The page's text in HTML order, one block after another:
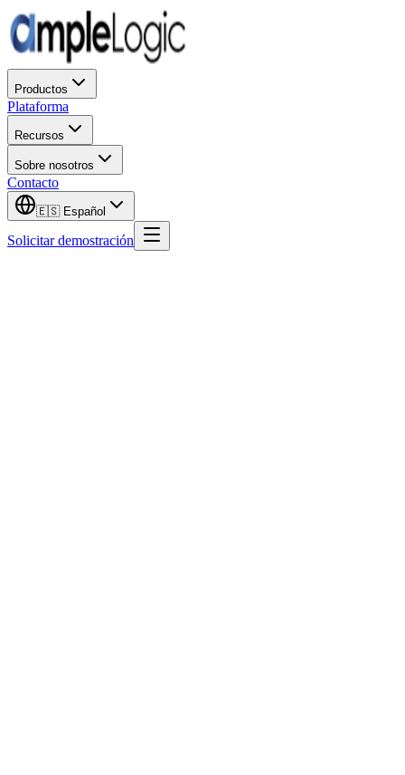
Productos
Plataforma
Recursos
Sobre nosotros
Contacto
🇪🇸 Español
Solicitar demostración